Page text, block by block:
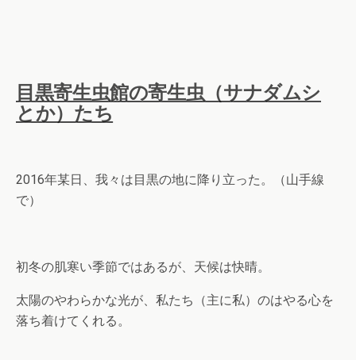
目黒寄生虫館の寄生虫（サナダムシ
とか）たち
2016年某日、我々は目黒の地に降り立った。（山手線
で）
初冬の肌寒い季節ではあるが、天候は快晴。
太陽のやわらかな光が、私たち（主に私）のはやる心を
落ち着けてくれる。